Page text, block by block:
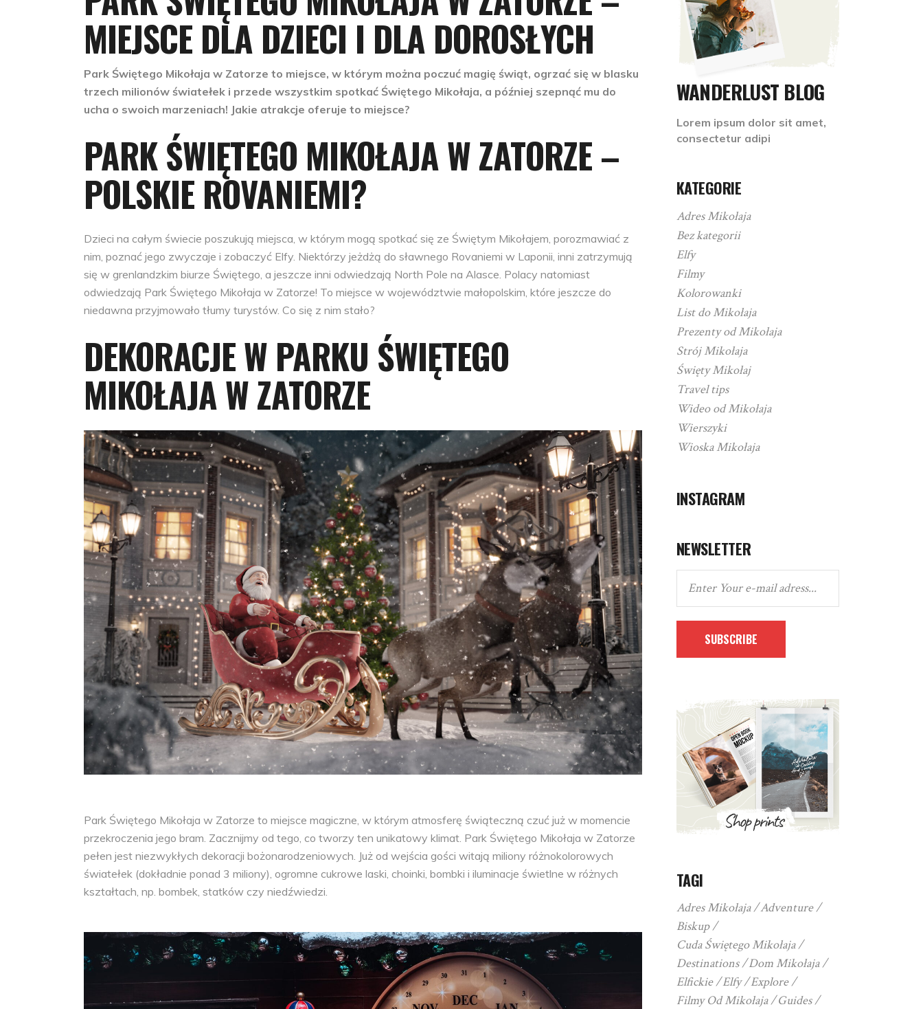
MIEJSCE DLA DZIECI I DLA DOROSŁYCH
Park Świętego Mikołaja w Zatorze to miejsce, w którym można poczuć magię świąt, ogrzać się w blasku
trzech milionów światełek i przede wszystkim spotkać Świętego Mikołaja, a później szepnąć mu do
ucha o swoich marzeniach! Jakie atrakcje oferuje to miejsce?
PARK ŚWIĘTEGO MIKOŁAJA W ZATORZE –
POLSKIE ROVANIEMI?
Dzieci na całym świecie poszukują miejsca, w którym mogą spotkać się ze Świętym Mikołajem, porozmawiać z
nim, poznać jego zwyczaje i zobaczyć Elfy. Niektórzy jeżdżą do sławnego Rovaniemi w Laponii, inni zatrzymują
się w grenlandzkim biurze Świętego, a jeszcze inni odwiedzają North Pole na Alasce. Polacy natomiast
odwiedzają Park Świętego Mikołaja w Zatorze! To miejsce w województwie małopolskim, które jeszcze do
niedawna przyjmowało tłumy turystów. Co się z nim stało?
DEKORACJE W PARKU ŚWIĘTEGO
MIKOŁAJA W ZATORZE
Park Świętego Mikołaja w Zatorze to miejsce magiczne, w którym atmosferę świąteczną czuć już w momencie
przekroczenia jego bram. Zacznijmy od tego, co tworzy ten unikatowy klimat. Park Świętego Mikołaja w Zatorze
pełen jest niezwykłych dekoracji bożonarodzeniowych. Już od wejścia gości witają miliony różnokolorowych
światełek (dokładnie ponad 3 miliony), ogromne cukrowe laski, choinki, bombki i iluminacje świetlne w różnych
kształtach, np. bombek, statków czy niedźwiedzi.
WANDERLUST BLOG
Lorem ipsum dolor sit amet,
consectetur adipi
KATEGORIE
Adres Mikołaja
Bez kategorii
Elfy
Filmy
Kolorowanki
List do Mikołaja
Prezenty od Mikołaja
Strój Mikołaja
Święty Mikołaj
Travel tips
Wideo od Mikołaja
Wierszyki
Wioska Mikołaja
INSTAGRAM
NEWSLETTER
SUBSCRIBE
TAGI
Adres Mikołaja
Adventure
Biskup
Cuda Świętego Mikołaja
Destinations
Dom Mikołaja
Elfickie
Elfy
Explore
Filmy Od Mikołaja
Guides